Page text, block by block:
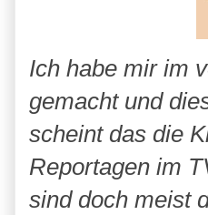
Ich habe mir im
gemacht und
scheint das die
Reportagen im
sind doch meist